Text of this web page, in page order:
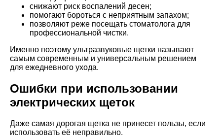
снижают риск воспалений десен;
помогают бороться с неприятным запахом;
позволяют реже посещать стоматолога для
профессиональной чистки.
Именно поэтому ультразвуковые щетки называют
самым современным и универсальным решением
для ежедневного ухода.
Ошибки при использовании
электрических щеток
Даже самая дорогая щетка не принесет пользы, если
использовать её неправильно.